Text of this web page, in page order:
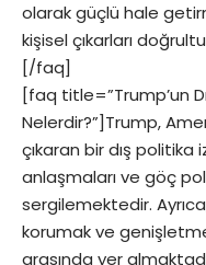
olarak güçlü hale
kişisel çıkarları
[/faq]
[faq title=”Trump’un
Nelerdir?”]Trump,
çıkaran bir dış
anlaşmaları ve göç
sergilemektedir.
korumak ve
arasında yer